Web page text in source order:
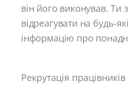
він його виконував. Ти
відреагувати на будь-
інформацію про
Рекрутація працівників